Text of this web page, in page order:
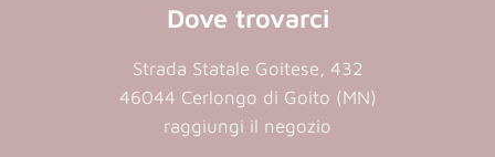
Dove trovarci
Strada Statale Goitese, 432
46044 Cerlongo di Goito (MN)
raggiungi il negozio